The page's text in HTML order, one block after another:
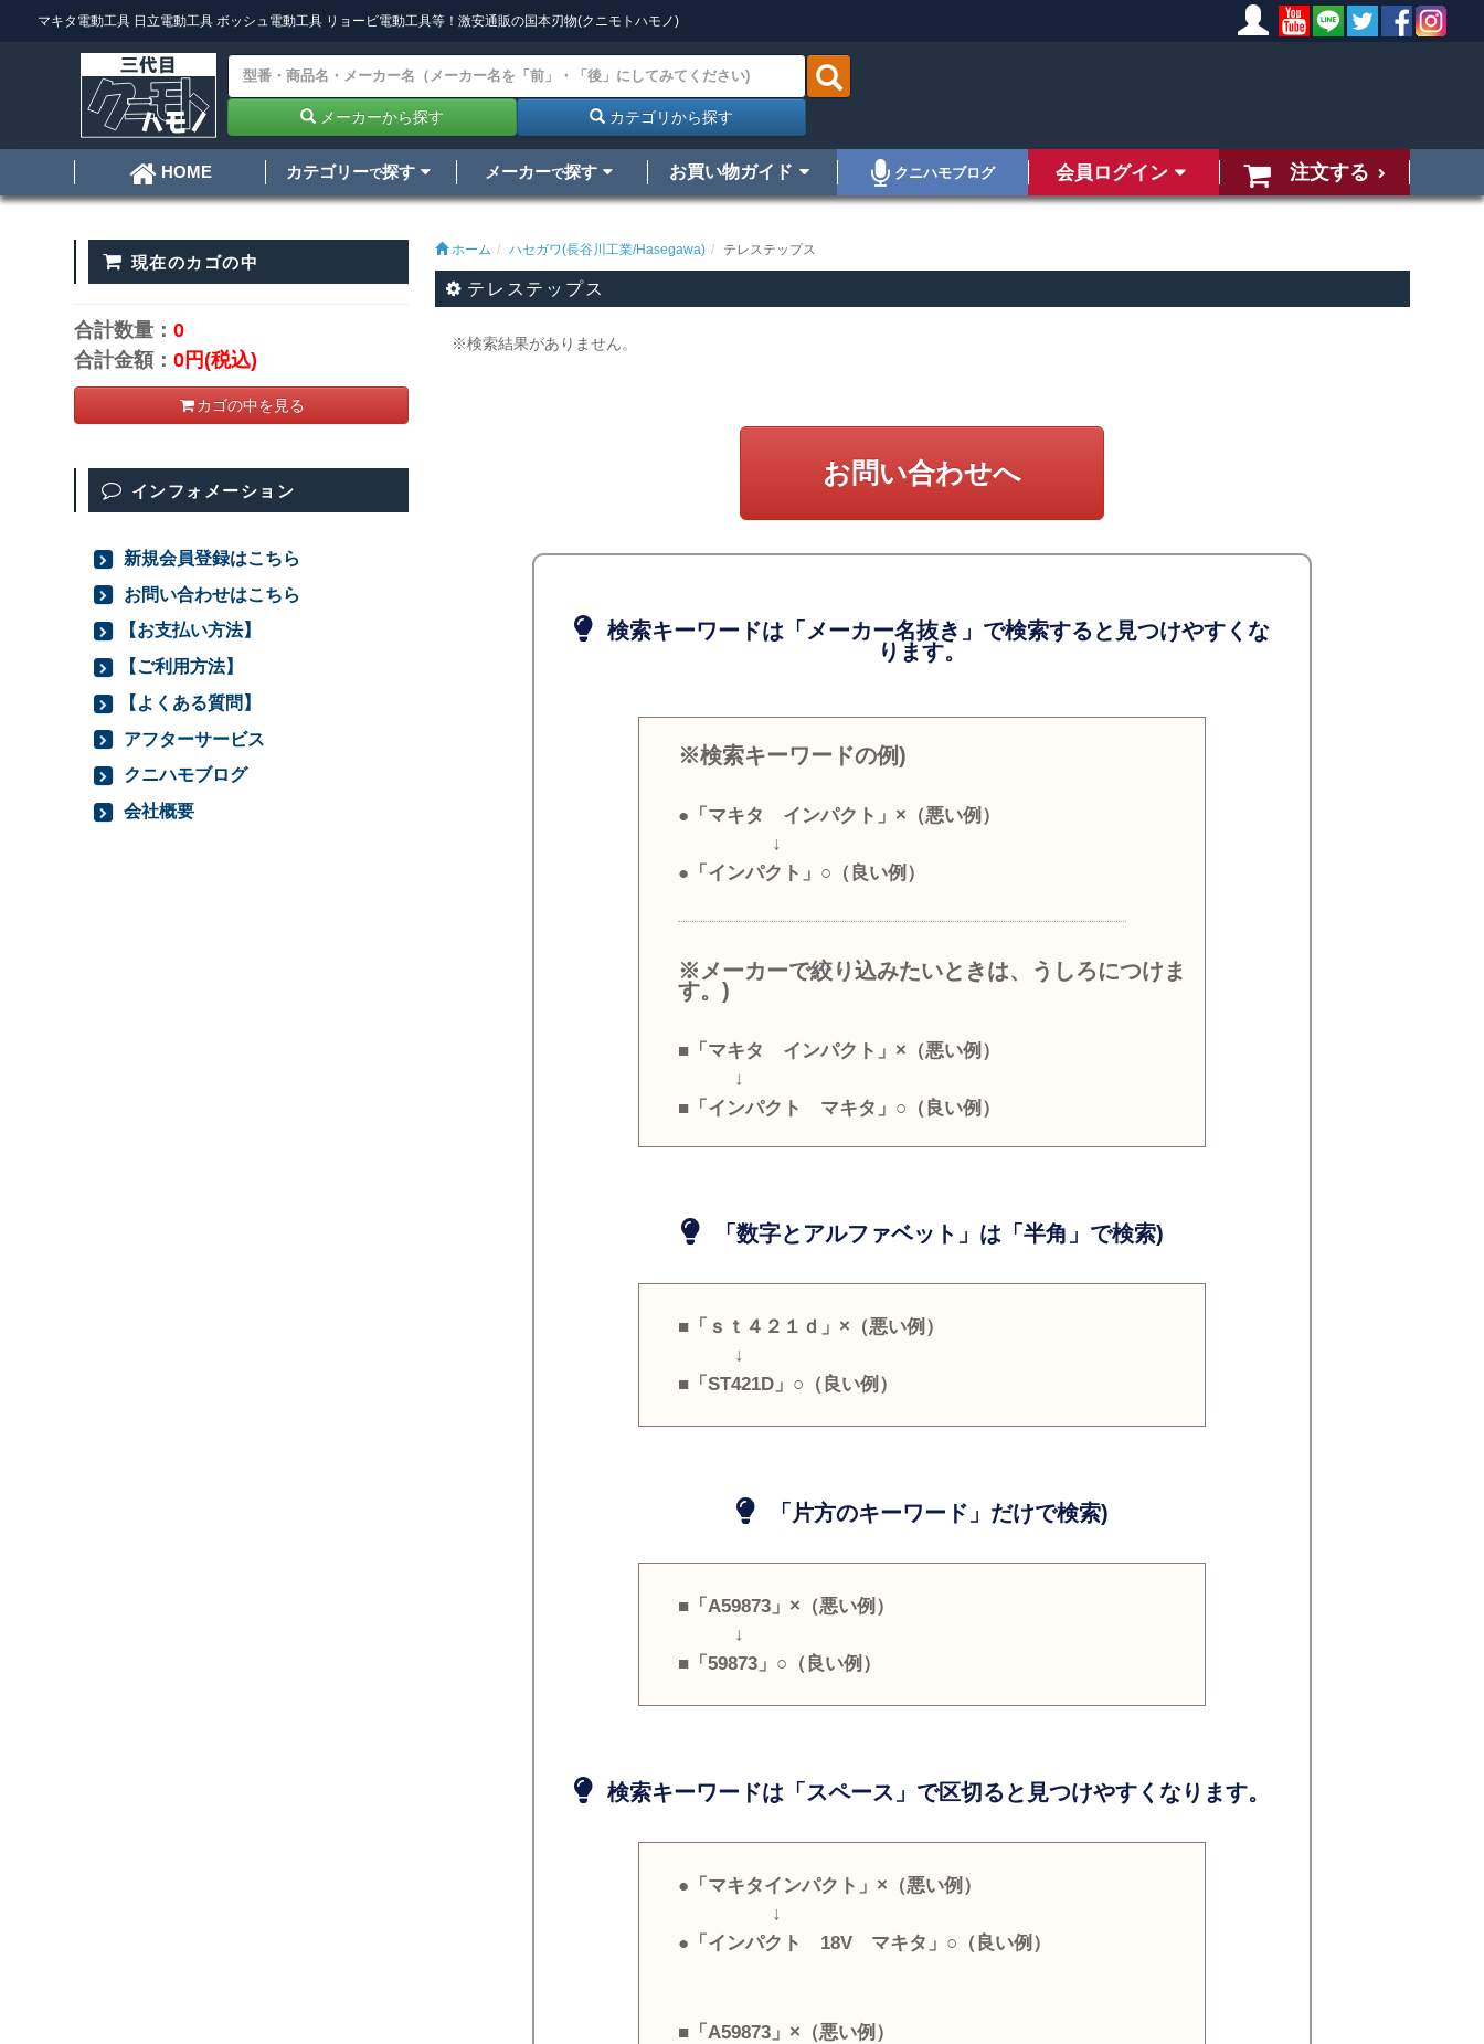
マキタ電動工具 日立電動工具 ボッシュ電動工具 リョービ電動工具等！激安通販の国本刃物(クニモトハモノ)
メーカーから探す カテゴリから探す
HOME カテゴリーで探す メーカーで探す お買い物ガイド クニハモブログ 会員ログイン 注文する
ホーム ハセガワ(長谷川工業/Hasegawa) テレステップス
テレステップス
※検索結果がありません。
お問い合わせへ
検索キーワードは「メーカー名抜き」で検索すると見つけやすくな
ります。
※検索キーワードの例)
●「マキタ インパクト」×（悪い例）
↓
●「インパクト」○（良い例）
※メーカーで絞り込みたいときは、うしろにつけま
す。)
■「マキタ インパクト」×（悪い例）
↓
■「インパクト マキタ」○（良い例）
「数字とアルファベット」は「半角」で検索)
■「ｓｔ４２１ｄ」×（悪い例）
↓
■「ST421D」○（良い例）
「片方のキーワード」だけで検索)
■「A59873」×（悪い例）
↓
■「59873」○（良い例）
検索キーワードは「スペース」で区切ると見つけやすくなります。
●「マキタインパクト」×（悪い例）
↓
●「インパクト 18V マキタ」○（良い例）
■「A59873」×（悪い例）
現在のカゴの中
合計数量：0
合計金額：0円(税込)
カゴの中を見る
インフォメーション
新規会員登録はこちら
お問い合わせはこちら
【お支払い方法】
【ご利用方法】
【よくある質問】
アフターサービス
クニハモブログ
会社概要